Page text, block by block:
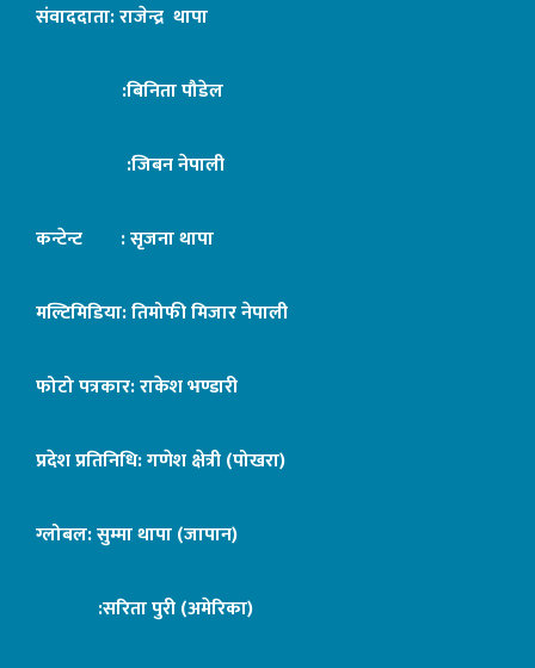
संवाददाता: राजेन्द्र थापा
:बिनिता पौडेल
:जिबन नेपाली
कन्टेन्ट : सृजना थापा
मल्टिमिडिया: तिमोफी मिजार नेपाली
फोटो पत्रकार: राकेश भण्डारी
प्रदेश प्रतिनिधि: गणेश क्षेत्री (पोखरा)
ग्लोबल: सुम्मा थापा (जापान)
:सरिता पुरी (अमेरिका)